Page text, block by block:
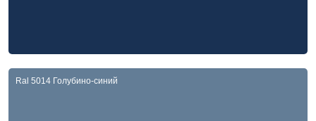
Ral 5014 Голубино-синий